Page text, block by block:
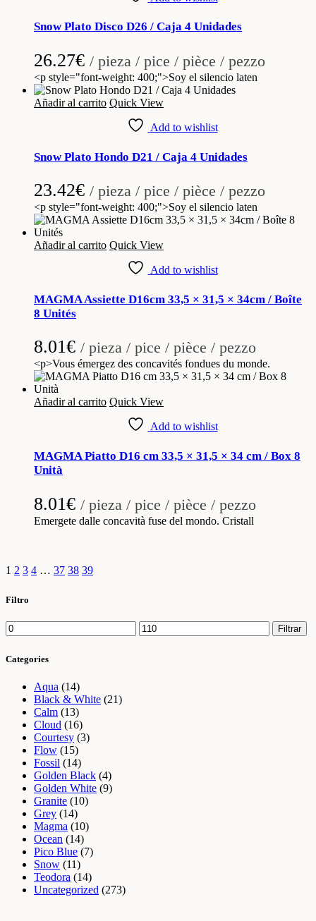
Snow Plato Disco D26 / Caja 4 Unidades
26.27€ / pieza / pice / pièce / pezzo
<p style="font-weight: 400;">Soy el silencio laten
Añadir al carrito Quick View
Add to wishlist
Snow Plato Hondo D21 / Caja 4 Unidades
23.42€ / pieza / pice / pièce / pezzo
<p style="font-weight: 400;">Soy el silencio laten
Añadir al carrito Quick View
Add to wishlist
MAGMA Assiette D16cm 33,5 × 31,5 × 34cm / Boîte
8 Unités
8.01€ / pieza / pice / pièce / pezzo
<p>Vous émergez des concavités fondues du monde.
Añadir al carrito Quick View
Add to wishlist
MAGMA Piatto D16 cm 33,5 × 31,5 × 34 cm / Box 8
Unità
8.01€ / pieza / pice / pièce / pezzo
Emergete dalle concavità fuse del mondo. Cristall
1 2 3 4 … 37 38 39
Filtro
Precio
mínimo
Precio
máximo
Filtrar
Categories
Aqua (14)
Black & White (21)
Calm (13)
Cloud (16)
Courtesy (3)
Flow (15)
Fossil (14)
Golden Black (4)
Golden White (9)
Granite (10)
Grey (14)
Magma (10)
Ocean (14)
Pico Blue (7)
Snow (11)
Teodora (14)
Uncategorized (273)